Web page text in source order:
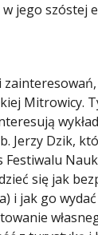
jego szóstej
Mitrowicy.
Jerzy Dzik,
Festiwalu
się jak
) i jak go wydać